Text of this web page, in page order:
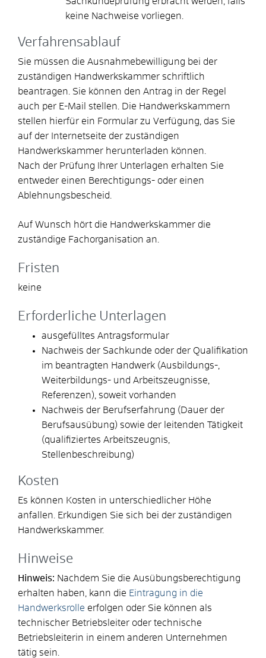
keine Nachweise vorliegen.
Verfahrensablauf
Sie müssen die Ausnahmebewilligung bei der
zuständigen Handwerkskammer schriftlich
beantragen. Sie können den Antrag in der Regel
auch per E-Mail stellen.
Die Handwerkskammern
stellen hierfür ein Formular zu Verfügung, das Sie
auf der Internetseite der zuständigen
Handwerkskammer herunterladen können.
Nach der Prüfung Ihrer Unterlagen erhalten Sie
entweder einen Berechtigungs- oder einen
Ablehnungsbescheid.
Auf Wunsch hört die Handwerkskammer die
zuständige Fachorganisation an.
Fristen
keine
Erforderliche Unterlagen
ausgefülltes Antragsformular
Nachweis der Sachkunde oder der Qualifikation
im beantragten Handwerk (Ausbildungs-,
Weiterbildungs- und Arbeitszeugnisse,
Referenzen), soweit vorhanden
Nachweis der Berufserfahrung (Dauer der
Berufsausübung) sowie der leitenden Tätigkeit
(qualifiziertes Arbeitszeugnis,
Stellenbeschreibung)
Kosten
Es können Kosten in unterschiedlicher Höhe
anfallen. Erkundigen Sie sich bei der zuständigen
Handwerkskammer.
Hinweise
Hinweis: Nachdem Sie die Ausübungsberechtigung
erhalten haben, kann die Eintragung in die
Handwerksrolle erfolgen oder Sie können als
technischer Betriebsleiter oder technische
Betriebsleiterin in einem anderen Unternehmen
tätig sein.